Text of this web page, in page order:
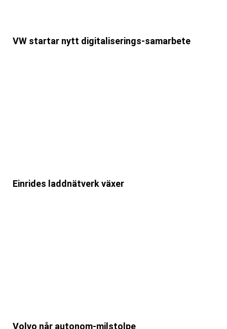
VW startar nytt digitaliserings-samarbete
Einrides laddnätverk växer
Volvo når autonom-milstolpe